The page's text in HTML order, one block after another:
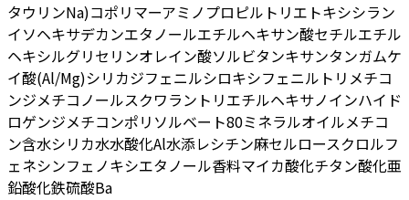
タウリンNa)コポリマーアミノプロピルトリエトキシシラン
イソヘキサデカンエタノールエチルヘキサン酸セチルエチル
ヘキシルグリセリンオレイン酸ソルビタンキサンタンガムケ
イ酸(Al/Mg)シリカジフェニルシロキシフェニルトリメチコ
ンジメチコノールスクワラン トリエチルヘキサノインハイド
ロゲンジメチコンポリソルベート80ミネラルオイルメチコ
ン含水シリカ水水酸化Al水添レシチン麻セルロースクロルフ
ェネシンフェノキシエタノール香料マイカ酸化チタン酸化亜
鉛酸化鉄硫酸Ba